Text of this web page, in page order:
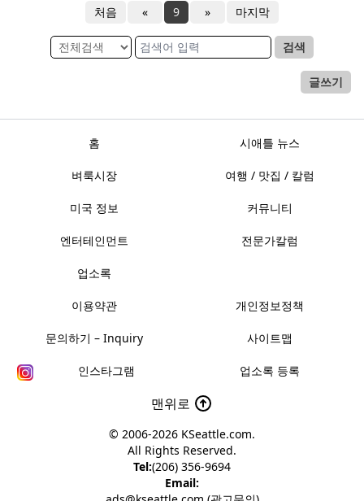
처음 « 9 » 마지막
검색
글쓰기
홈 시애틀 뉴스
벼룩시장 여행 / 맛집 / 칼럼
미국 정보 커뮤니티
엔터테인먼트 전문가칼럼
업소록
이용약관 개인정보정책
문의하기 – Inquiry 사이트맵
인스타그램 업소록 등록
맨위로
© 2006-2026 KSeattle.com.
All Rights Reserved.
Tel:(206) 356-9694
Email: